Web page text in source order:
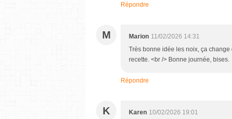
Répondre
M Marion 11/02/2026 14:31
Très bonne idée les noix, ça
recette. <br /> Bonne journée, bises.
Répondre
K Karen 10/02/2026 19:01